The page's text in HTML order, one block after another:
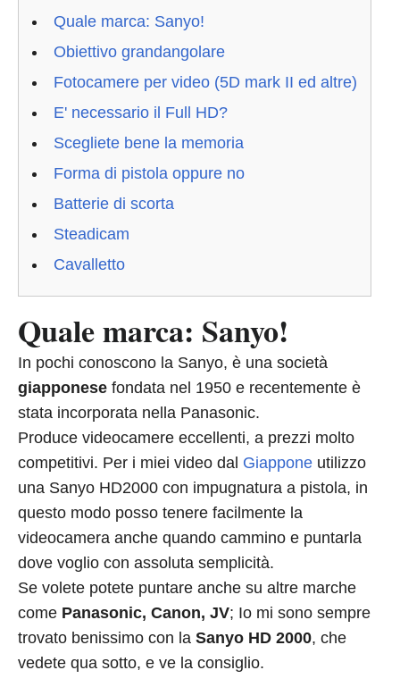
Quale marca: Sanyo!
Obiettivo grandangolare
Fotocamere per video (5D mark II ed altre)
E' necessario il Full HD?
Scegliete bene la memoria
Forma di pistola oppure no
Batterie di scorta
Steadicam
Cavalletto
Quale marca: Sanyo!
In pochi conoscono la Sanyo, è una società
giapponese fondata nel 1950 e recentemente è
stata incorporata nella Panasonic.
Produce videocamere eccellenti, a prezzi molto
competitivi. Per i miei video dal Giappone utilizzo
una Sanyo HD2000 con impugnatura a pistola, in
questo modo posso tenere facilmente la
videocamera anche quando cammino e puntarla
dove voglio con assoluta semplicità.
Se volete potete puntare anche su altre marche
come Panasonic, Canon, JV; Io mi sono sempre
trovato benissimo con la Sanyo HD 2000, che
vedete qua sotto, e ve la consiglio.